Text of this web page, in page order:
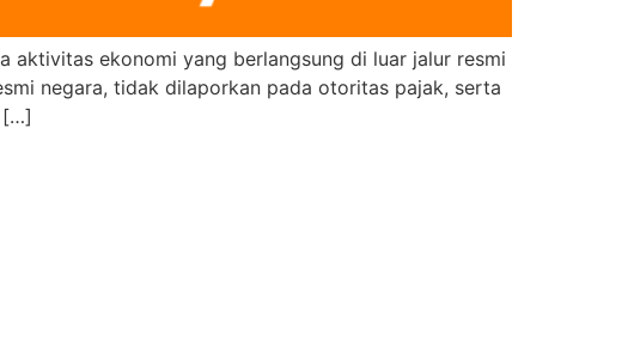
aktivitas ekonomi yang berlangsung di luar jalur resmi
negara, tidak dilaporkan pada otoritas pajak, serta
[…]